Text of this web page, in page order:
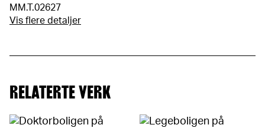
MM.T.02627
Vis flere detaljer
RELATERTE VERK